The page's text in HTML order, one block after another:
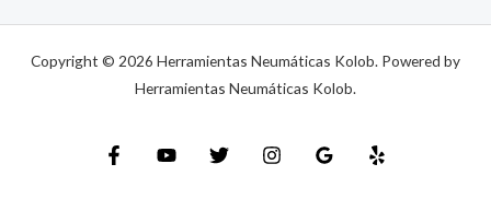
Copyright © 2026 Herramientas Neumáticas Kolob. Powered by
Herramientas Neumáticas Kolob.